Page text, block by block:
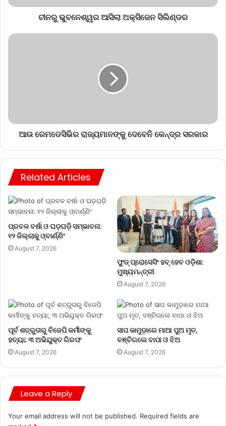
ଚୀନରୁ ଭୁବନେଶ୍ୱର ଆସିଲା ଅକ୍ସିଜେନ ସିଲିଣ୍ଡର
ଆଉ ରେମଡେସିଭିର ରାଜ୍ୟମାନଙ୍କୁ ଦେବେନି କେନ୍ଦ୍ର ସରକାର
Related Articles
ପ୍ରବଳ ବର୍ଷା ଓ ଘଡ଼ଘଡ଼ି ସମ୍ଭାବନା:
୧୨ ଜିଲ୍ଲାକୁ ଓ୍ବାର୍ଣ୍ଣିଂ
August 7, 2026
ଫୁଡ୍ ପ୍ରୋସେସିଂ ହବ୍ ହେବ ଓଡ଼ିଶା:
ମୁଖ୍ୟମନ୍ତ୍ରୀ
August 7, 2026
ପୂର୍ବ ଶତ୍ରୁତାରୁ ବିଜେପି କର୍ମୀଙ୍କୁ
ହତ୍ୟା; ୩ ଅଭିଯୁକ୍ତ ଗିରଫ
August 7, 2026
ସାପ କାମୁଡ଼ାରେ ମାଆ ପୁଅ ମୃତ,
ବଞ୍ଚିଗଲେ ବାପା ଓ ଝିଅ
August 7, 2026
Leave a Reply
Your email address will not be published. Required fields are